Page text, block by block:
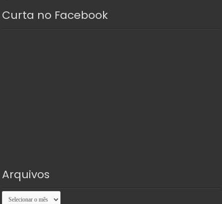
Curta no Facebook
Arquivos
Arquivos